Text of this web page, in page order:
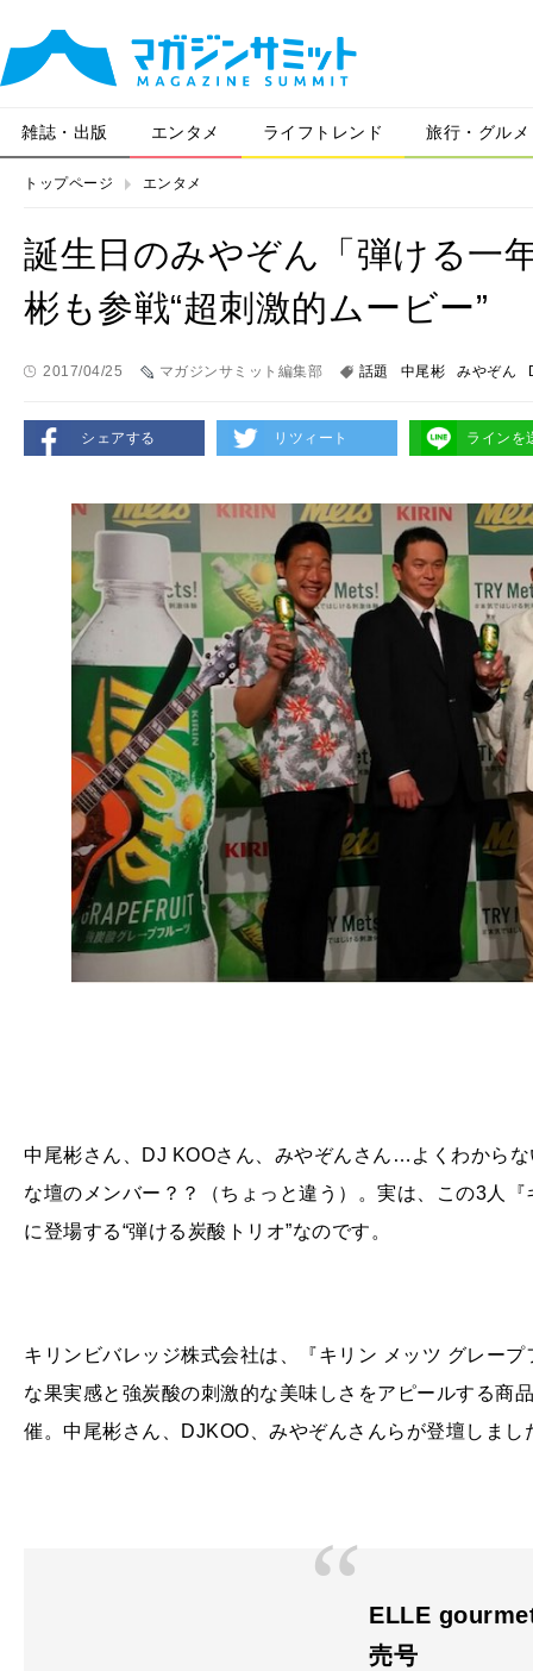
雑誌・出版 エンタメ ライフトレンド 旅行・グルメ
トップページ エンタメ
誕生日のみやぞん「弾ける一
彬も参戦“超刺激的ムービー”
2017/04/25 マガジンサミット編集部 話題 中尾彬 みやぞん
シェアする リツィート ラインを
中尾彬さん、DJ KOOさん、みやぞんさん…よくわから
な壇のメンバー？？（ちょっと違う）。実は、この3人
に登場する“弾ける炭酸トリオ”なのです。
キリンビバレッジ株式会社は、『キリン メッツ グレー
な果実感と強炭酸の刺激的な美味しさをアピールする商
催。中尾彬さん、DJKOO、みやぞんさんらが登壇しまし
ELLE
売号